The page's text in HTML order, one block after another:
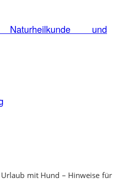
und
Urlaub mit Hund – Hinweise für